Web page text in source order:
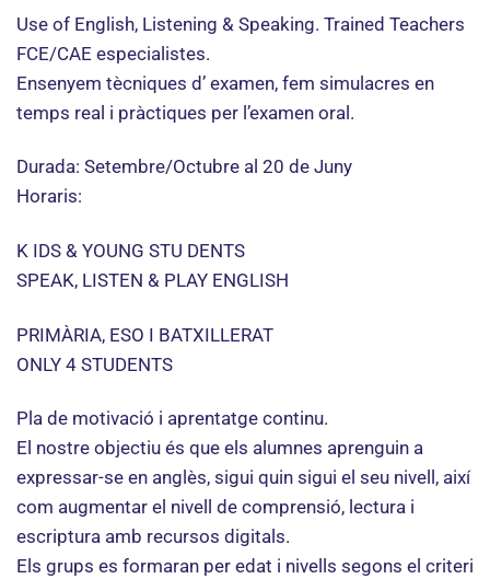
Use of English, Listening & Speaking. Trained Teachers
FCE/CAE especialistes.
Ensenyem tècniques d’ examen, fem simulacres en
temps real i pràctiques per l’examen oral.
Durada: Setembre/Octubre al 20 de Juny
Horaris:
K IDS & YOUNG STU DENTS
SPEAK, LISTEN & PLAY ENGLISH
PRIMÀRIA, ESO I BATXILLERAT
ONLY 4 STUDENTS
Pla de motivació i aprentatge continu.
El nostre objectiu és que els alumnes aprenguin a
expressar-se en anglès, sigui quin sigui el seu nivell, així
com augmentar el nivell de comprensió, lectura i
escriptura amb recursos digitals.
Els grups es formaran per edat i nivells segons el criteri